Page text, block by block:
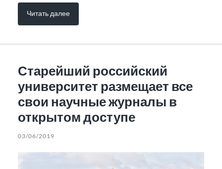
Читать далее
Старейший российский
университет размещает все
свои научные журналы в
открытом доступе
03/06/2019